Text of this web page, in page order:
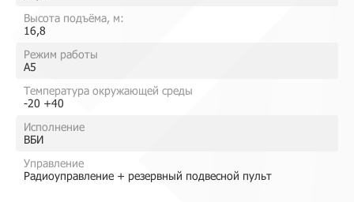
Высота подъёма, м:
16,8
Режим работы
A5
Температура окружающей среды
-20 +40
Исполнение
ВБИ
Управление
Радиоуправление + резервный подвесной пульт